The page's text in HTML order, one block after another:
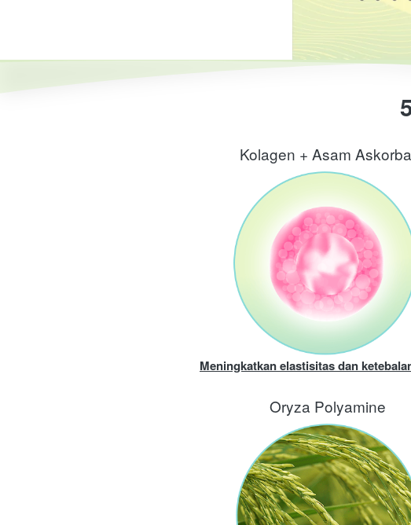
Kolagen + Asam
Meningkatkan elastisitas dan
Oryza Polyamine